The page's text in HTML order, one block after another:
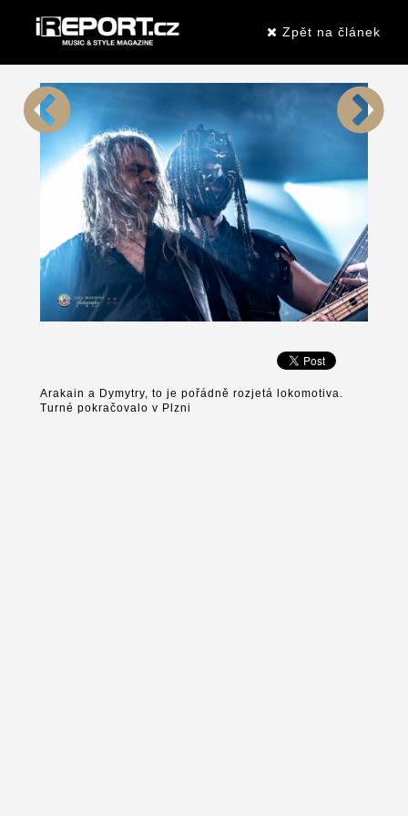
Zpět na článek
Arakain a Dymytry, to je pořádně rozjetá lokomotiva.
Turné pokračovalo v Plzni